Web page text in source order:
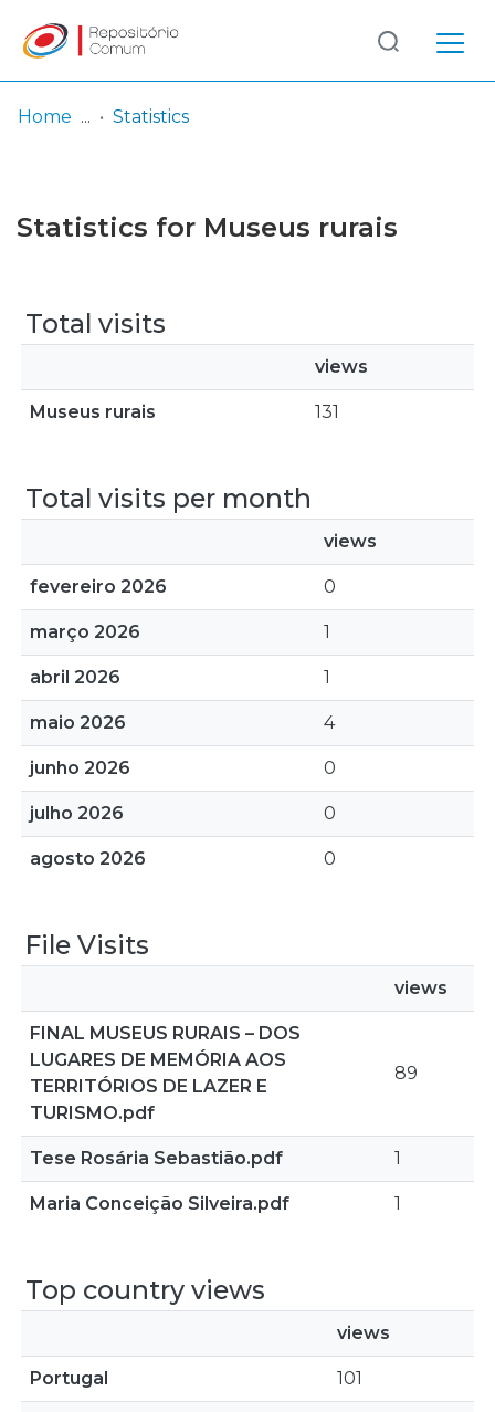
Browse repository
Log
In
(current)
Home Statistics
Statistics for Museus rurais
Total visits
views
Museus rurais 131
Total visits per month
views
fevereiro 2026 0
março 2026 1
abril 2026 1
maio 2026 4
junho 2026 0
julho 2026 0
agosto 2026 0
File Visits
views
FINAL MUSEUS RURAIS – DOS
LUGARES DE MEMÓRIA AOS
TERRITÓRIOS DE LAZER E
TURISMO.pdf
89
Tese Rosária Sebastião.pdf 1
Maria Conceição Silveira.pdf 1
Top country views
views
Portugal 101